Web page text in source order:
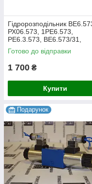
Гідророзподільник
РХ06.573, 1РЕ6.573,
РЕ6.3.573, ВЕ6.573/31,
ВЕ6.573/41
Готово до відправки
1 700 ₴
Купити
Подарунок